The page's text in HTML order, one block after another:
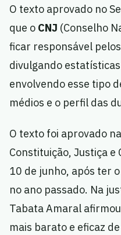
O texto aprovado no
que o CNJ (Conselho
ficar responsável
divulgando
envolvendo esse tipo
médios e o perfil das
O texto foi aprovado na
Constituição, Justiça e
10 de junho, após ter
no ano passado. Na
Tabata Amaral
mais barato e eficaz